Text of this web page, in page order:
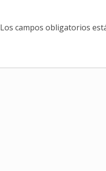
Los campos obligatorios